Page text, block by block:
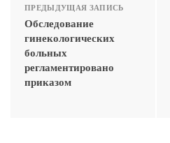
ПРЕДЫДУЩАЯ ЗАПИСЬ
Обследование
гинекологических
больных
регламентировано
приказом